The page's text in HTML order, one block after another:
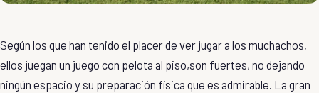
Según los que han tenido el placer de ver jugar a los muchachos,
ellos juegan un juego con pelota al piso,son fuertes, no dejando
ningún espacio y su preparación física que es admirable. La gran